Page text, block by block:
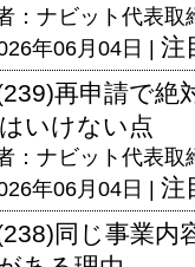
：ナビット代表取
年06月04日 | 注
再申請で絶
いけない点
：ナビット代表取
年06月04日 | 注
同じ事業内